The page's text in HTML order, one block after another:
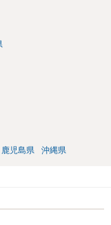
鹿児島県 沖縄県